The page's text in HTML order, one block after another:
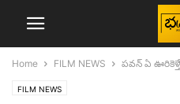
Home FILM NEWS పవన్ ఏ
FILM NEWS